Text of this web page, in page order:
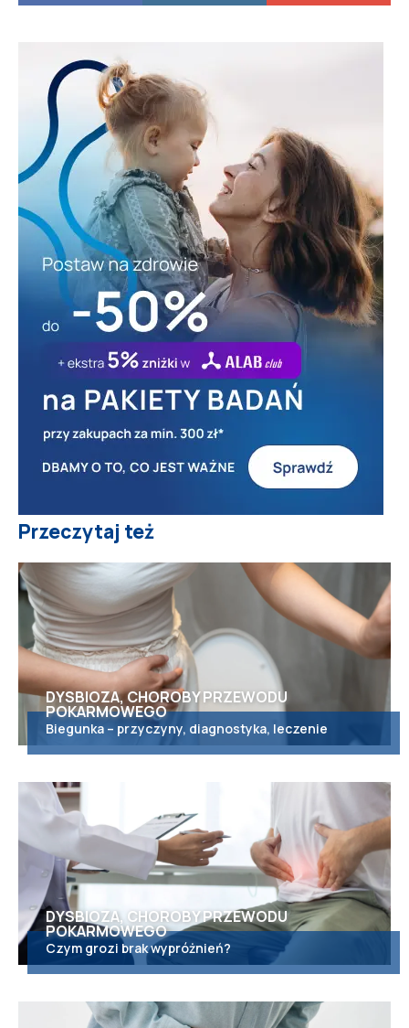
Przeczytaj też
DYSBIOZA, CHOROBY PRZEWODU
POKARMOWEGO
Biegunka – przyczyny, diagnostyka, leczenie
DYSBIOZA, CHOROBY PRZEWODU
POKARMOWEGO
Czym grozi brak wypróżnień?